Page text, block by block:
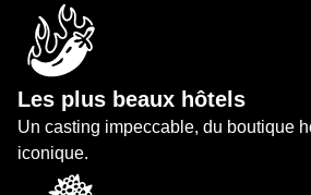
Les plus beaux hôtels
Un casting impeccable, du boutique
iconique.